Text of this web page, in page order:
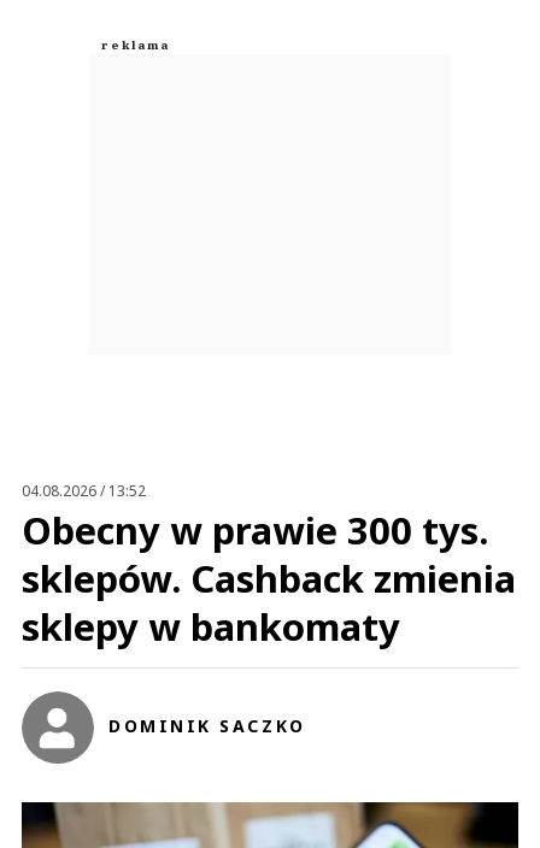
04.08.2026 / 13:52
Obecny w prawie 300 tys.
sklepów. Cashback zmienia
sklepy w bankomaty
DOMINIK SACZKO